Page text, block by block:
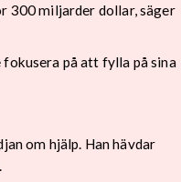
300 miljarder dollar, säger
fokusera på att fylla på sina
om hjälp. Han hävdar